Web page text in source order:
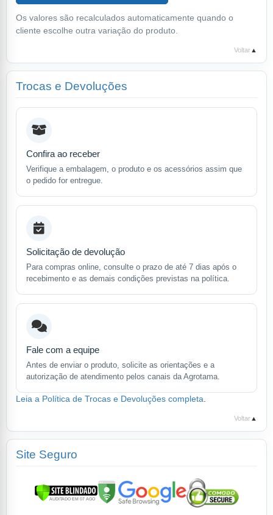
Os valores são recalculados automaticamente quando o
cliente escolhe outra variação do produto.
Voltar ▲
Trocas e Devoluções
Confira ao receber
Verifique a embalagem, o produto e os acessórios assim que
o pedido for entregue.
Solicitação de devolução
Para compras online, consulte o prazo de até 7 dias após o
recebimento e as demais condições previstas na política.
Fale com a equipe
Antes de enviar o produto, solicite as orientações e a
autorização de atendimento pelos canais da Agrotama.
Leia a Política de Trocas e Devoluções completa
Voltar ▲
Site Seguro